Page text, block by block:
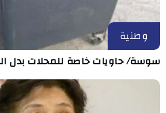
وطنية
سوسة/ حاويات خاصة للمحلات بدل